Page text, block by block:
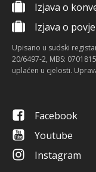
Izjava o
Izjava o
Upisano u sudski
20/6497-2, MBS:
uplaćen u cjelosti.
Facebook
Youtube
Instagram